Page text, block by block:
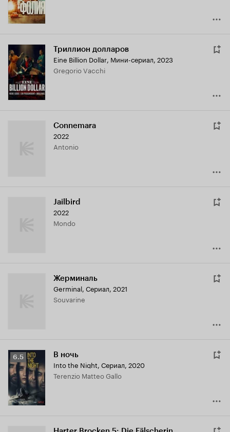
Триллион долларов
Eine Billion Dollar, Мини-сериал, 2023
Gregorio Vacchi
Connemara
2022
Antonio
Jailbird
2022
Mondo
Жерминаль
Germinal, Сериал, 2021
Souvarine
Рейтинг
Кинопоиска
6.5
6.5 В ночь
Into the Night, Сериал, 2020
Terenzio Matteo Gallo